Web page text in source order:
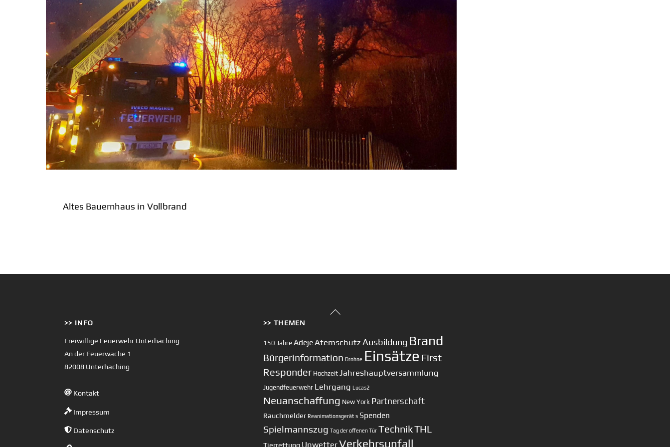
Altes Bauernhaus in Vollbrand
Back
>> INFO
Freiwillige Feuerwehr Unterhaching
An der Feuerwache 1
82008 Unterhaching
Kontakt
Impressum
Datenschutz
>> THEMEN
150 Jahre AdejeAtemschutz Ausbildung Brand
Bürgerinformation Drohne Einsätze First
Responder Hochzeit Jahreshauptversammlung
Jugendfeuerwehr Lehrgang Lucas2
Neuanschaffung New York Partnerschaft
Rauchmelder Reanimationsgerät s Spenden
Spielmannszug Tag der offenen Tür TechnikTHL
Tierrettung UnwetterVerkehrsunfall